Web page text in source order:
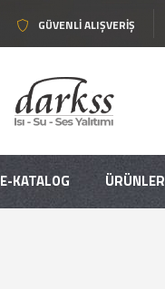
GÜVENLI ALIŞVERIŞ
E-KATALOG ÜRÜNLER